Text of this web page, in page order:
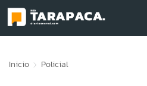
Inicio Policial